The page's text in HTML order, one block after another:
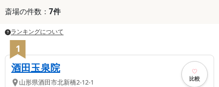
斎場の件数： 7件
ランキングについて
1
酒田玉泉院
山形県酒田市北新橋2-12-1 比較